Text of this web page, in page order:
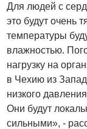
Для людей с
это будут очень
температуры
влажностью.
нагрузку на
в Чехию из
низкого
Они будут
сильными», -